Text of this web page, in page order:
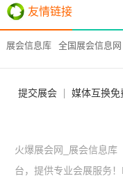
友情链接
展会信息库 全国展会信息网
提交展会 媒体互换免
火爆展会网_展会信息库
台，提供专业会展服务！